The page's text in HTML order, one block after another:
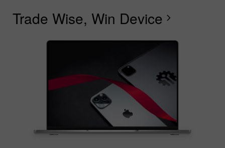
Trade Wise, Win Device chevron_right